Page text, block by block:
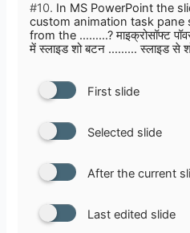
#10. In MS PowerPoint the
custom animation task pane
from the ………? माइक्रोसॉफ्ट
में स्लाइड शो बटन ……… स्लाइड से
First slide
Selected slide
After the current
Last edited slide